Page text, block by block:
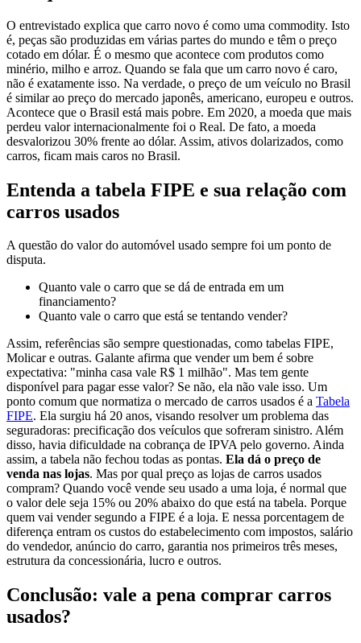
O entrevistado explica que carro novo é como uma commodity. Isto
é, peças são produzidas em várias partes do mundo e têm o preço
cotado em dólar. É o mesmo que acontece com produtos como
minério, milho e arroz. Quando se fala que um carro novo é caro,
não é exatamente isso. Na verdade, o preço de um veículo no Brasil
é similar ao preço do mercado japonês, americano, europeu e outros.
Acontece que o Brasil está mais pobre. Em 2020, a moeda que mais
perdeu valor internacionalmente foi o Real. De fato, a moeda
desvalorizou 30% frente ao dólar. Assim, ativos dolarizados, como
carros, ficam mais caros no Brasil.
Entenda a tabela FIPE e sua relação com
carros usados
A questão do valor do automóvel usado sempre foi um ponto de
disputa.
Quanto vale o carro que se dá de entrada em um
financiamento?
Quanto vale o carro que está se tentando vender?
Assim, referências são sempre questionadas, como tabelas FIPE,
Molicar e outras. Galante afirma que vender um bem é sobre
expectativa: "minha casa vale R$ 1 milhão". Mas tem gente
disponível para pagar esse valor? Se não, ela não vale isso. Um
ponto comum que normatiza o mercado de carros usados é a Tabela
FIPE. Ela surgiu há 20 anos, visando resolver um problema das
seguradoras: precificação dos veículos que sofreram sinistro. Além
disso, havia dificuldade na cobrança de IPVA pelo governo. Ainda
assim, a tabela não fechou todas as pontas. Ela dá o preço de
venda nas lojas. Mas por qual preço as lojas de carros usados
compram? Quando você vende seu usado a uma loja, é normal que
o valor dele seja 15% ou 20% abaixo do que está na tabela. Porque
quem vai vender segundo a FIPE é a loja. E nessa porcentagem de
diferença entram os custos do estabelecimento com impostos, salário
do vendedor, anúncio do carro, garantia nos primeiros três meses,
estrutura da concessionária, lucro e outros.
Conclusão: vale a pena comprar carros
usados?